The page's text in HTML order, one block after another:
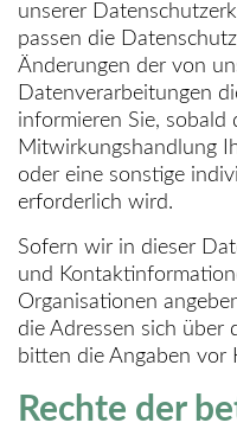
unserer
passen die
Änderungen der von
Datenverarbeitungen
informieren Sie, sobald
Mitwirkungshandlung
oder eine sonstige
erforderlich wird.
Sofern wir in dieser
und
Organisationen
die Adressen sich über
bitten die Angaben vor
Rechte der